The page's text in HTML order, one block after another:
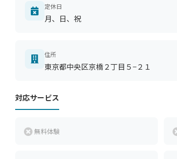
定休日
月、日、祝
住所
東京都中央区京橋２丁目５−２１
対応サービス
無料体験